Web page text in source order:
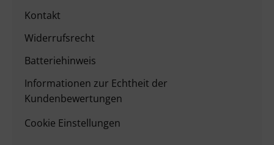
Kontakt
Widerrufsrecht
Batteriehinweis
Informationen zur Echtheit der
Kundenbewertungen
Cookie Einstellungen